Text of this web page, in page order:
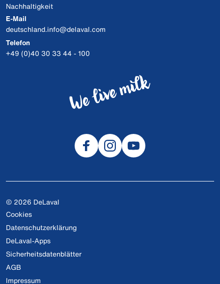
Nachhaltigkeit
E-Mail
deutschland.info@delaval.com
Telefon
+49 (0)40 30 33 44 - 100
© 2026 DeLaval
Cookies
Datenschutzerklärung
DeLaval-Apps
Sicherheitsdatenblätter
AGB
Impressum